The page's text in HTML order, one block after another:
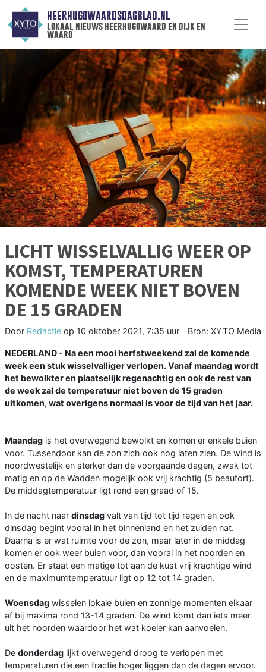
HEERHUGOWAARDSDAGBLAD.NL
lokaal nieuws heerhugowaard en dijk en
waard
LICHT WISSELVALLIG WEER OP
KOMST, TEMPERATUREN
KOMENDE WEEK NIET BOVEN
DE 15 GRADEN
Door Redactie op 10 oktober 2021, 7:35 uur Bron: XYTO Media
NEDERLAND - Na een mooi herfstweekend zal de komende
week een stuk wisselvalliger verlopen. Vanaf maandag wordt
het bewolkter en plaatselijk regenachtig en ook de rest van
de week zal de temperatuur niet boven de 15 graden
uitkomen, wat overigens normaal is voor de tijd van het jaar.
Maandag is het overwegend bewolkt en komen er enkele buien
voor. Tussendoor kan de zon zich ook nog laten zien. De wind is
noordwestelijk en sterker dan de voorgaande dagen, zwak tot
matig en op de Wadden mogelijk ook vrij krachtig (5 beaufort).
De middagtemperatuur ligt rond een graad of 15.
In de nacht naar dinsdag valt van tijd tot tijd regen en ook
dinsdag begint vooral in het binnenland en het zuiden nat.
Daarna is er wat ruimte voor de zon, maar later in de middag
komen er ook weer buien voor, dan vooral in het noorden en
oosten. Er staat een matige tot aan de kust vrij krachtige wind
en de maximumtemperatuur ligt op 12 tot 14 graden.
Woensdag wisselen lokale buien en zonnige momenten elkaar
af bij maxima rond 13-14 graden. De wind komt dan iets meer
uit het noorden waardoor het wat koeler kan aanvoelen.
De donderdag lijkt overwegend droog te verlopen met
temperaturen die een fractie hoger liggen dan de dagen ervoor.